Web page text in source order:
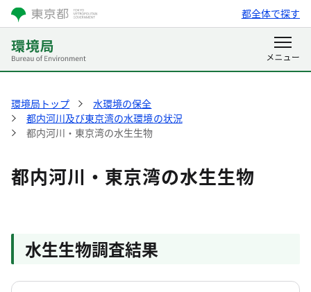
都全体で探す
環境局トップ
水環境の保全
都内河川及び東京湾の水環境の状況
都内河川・東京湾の水生生物
都内河川・東京湾の水生生物
水生生物調査結果